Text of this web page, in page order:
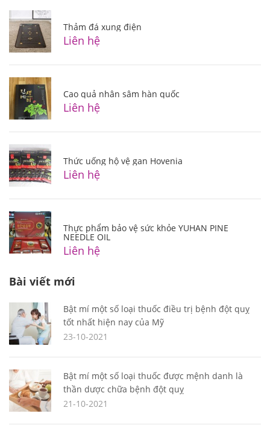
Thảm đá xung điện
Liên hệ
Cao quả nhân sâm hàn quốc
Liên hệ
Thức uống hộ vệ gan Hovenia
Liên hệ
Thực phẩm bảo vệ sức khỏe YUHAN PINE
NEEDLE OIL
Liên hệ
Bài viết mới
Bật mí một số loại thuốc điều trị bệnh đột quỵ
tốt nhất hiện nay của Mỹ
23-10-2021
Bật mí một số loại thuốc được mệnh danh là
thần dược chữa bệnh đột quỵ
21-10-2021